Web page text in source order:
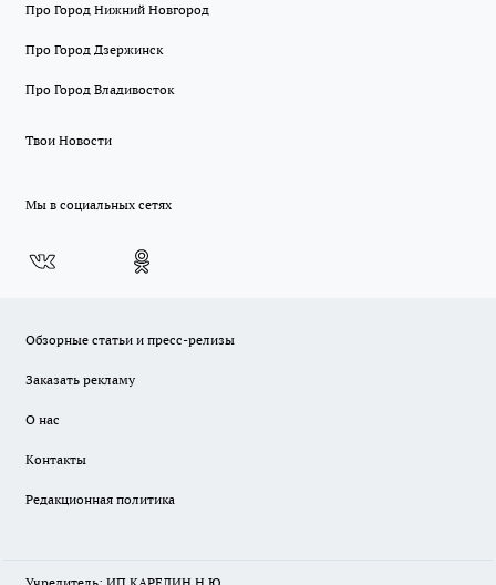
Про Город Нижний Новгород
Про Город Дзержинск
Про Город Владивосток
Твои Новости
Мы в социальных сетях
Обзорные статьи и пресс-релизы
Заказать рекламу
О нас
Контакты
Редакционная политика